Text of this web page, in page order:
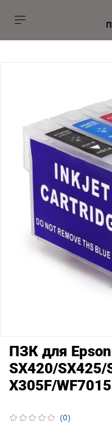
(0)
ПЗК для Epson
SX420/SX425/
X305F/WF7015